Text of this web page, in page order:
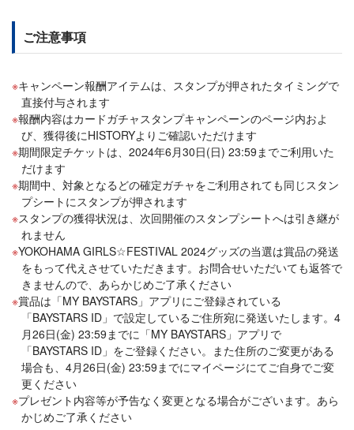
ご注意事項
キャンペーン報酬アイテムは、スタンプが押されたタイミングで
直接付与されます
報酬内容はカードガチャスタンプキャンペーンのページ内およ
び、獲得後にHISTORYよりご確認いただけます
期間限定チケットは、2024年6月30日(日) 23:59までご利用いた
だけます
期間中、対象となるどの確定ガチャをご利用されても同じスタン
プシートにスタンプが押されます
スタンプの獲得状況は、次回開催のスタンプシートへは引き継が
れません
YOKOHAMA GIRLS☆FESTIVAL 2024グッズの当選は賞品の発送
をもって代えさせていただきます。お問合せいただいても返答で
きませんので、あらかじめご了承ください
賞品は「MY BAYSTARS」アプリにご登録されている
「BAYSTARS ID」で設定しているご住所宛に発送いたします。4
月26日(金) 23:59までに「MY BAYSTARS」アプリで
「BAYSTARS ID」をご登録ください。また住所のご変更がある
場合も、4月26日(金) 23:59までにマイページにてご自身でご変
更ください
プレゼント内容等が予告なく変更となる場合がございます。あら
かじめご了承ください